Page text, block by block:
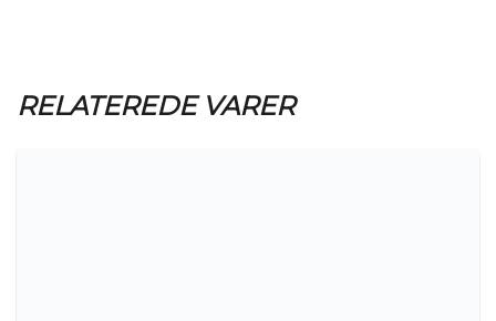
RELATEREDE VARER